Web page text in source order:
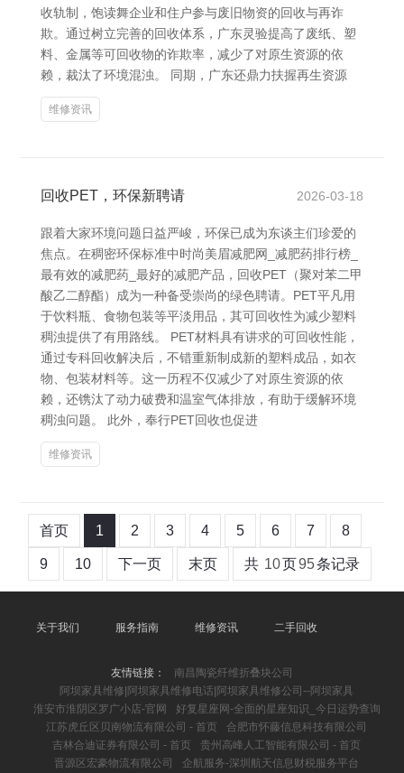
收轨制，饱读舞企业和住户参与废旧物资的回收与再诈
欺。通过树立完善的回收体系，广东灵验提高了废纸、塑
料、金属等可回收物的诈欺率，减少了对原生资源的依
赖，裁汰了环境混浊。 同期，广东还鼎力扶握再生资源
维修资讯
回收PET，环保新聘请 2026-03-18
跟着大家环境问题日益严峻，环保已成为东谈主们珍爱的
焦点。在稠密环保标准中时尚美眉减肥网_减肥药排行榜_
最有效的减肥药_最好的减肥产品，回收PET（聚对苯二甲
酸乙二醇酯）成为一种备受崇尚的绿色聘请。PET平凡用
于饮料瓶、食物包装等平淡用品，其可回收性为减少塑料
稠浊提供了有用路线。 PET材料具有讲求的可回收性能，
通过专科回收解决后，不错重新制成新的塑料成品，如衣
物、包装材料等。这一历程不仅减少了对原生资源的依
赖，还镌汰了动力破费和温室气体排放，有助于缓解环境
稠浊问题。 此外，奉行PET回收也促进
维修资讯
首页 1 2 3 4 5 6 7 8
9 10 下一页 末页 共 10页95条记录
关于我们 服务指南 维修资讯 二手回收
友情链接：
南昌陶瓷纤维折叠块公司
阿坝家具维修|阿坝家具维修电话|阿坝家具维修公司--阿坝家具
淮安市淮阴区罗广小店-官网
好复星座网-全面的星座知识_今日运势查询
江苏虎丘区贝南物流有限公司 - 首页
合肥市怀藤信息科技有限公司
吉林合迪证券有限公司 - 首页
贵州高峰人工智能有限公司 - 首页
晋源区宏豪物流有限公司
企航服务-深圳航天信息财税服务平台